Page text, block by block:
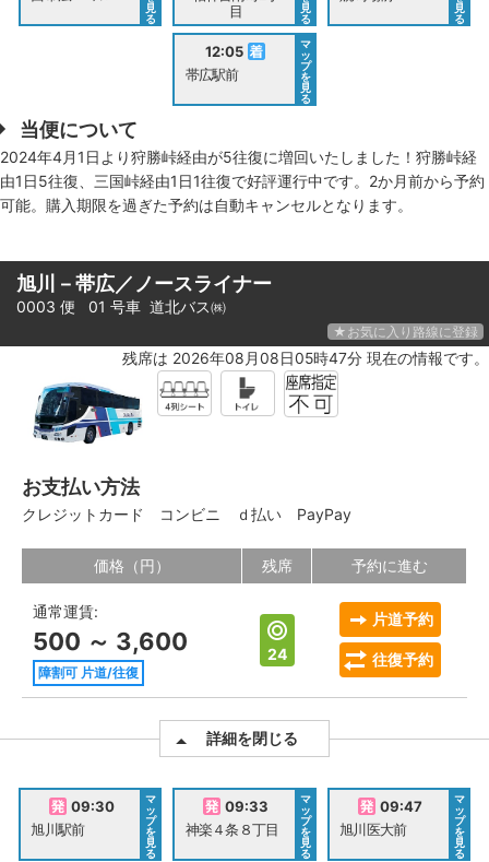
見
る
目
見
る
見
る
12:05
帯広駅前
マ
ッ
プ
を
見
る
当便について
2024年4月1日より狩勝峠経由が5往復に増回いたしました！狩勝峠経
由1日5往復、三国峠経由1日1往復で好評運行中です。2か月前から予約
可能。購入期限を過ぎた予約は自動キャンセルとなります。
旭川－帯広／ノースライナー
0003 便 01 号車 道北バス㈱
★お気に入り路線に登録
残席は 2026年08月08日05時47分 現在の情報です。
お支払い方法
クレジットカード コンビニ ｄ払い PayPay
価格（円） 残席 予約に進む
通常運賃:
500 ～ 3,600
障割可 片道/往復
24
片道予約
往復予約
詳細を閉じる
09:30
旭川駅前
マ
ッ
プ
を
見
る
09:33
神楽４条８丁目
マ
ッ
プ
を
見
る
09:47
旭川医大前
マ
ッ
プ
を
見
る